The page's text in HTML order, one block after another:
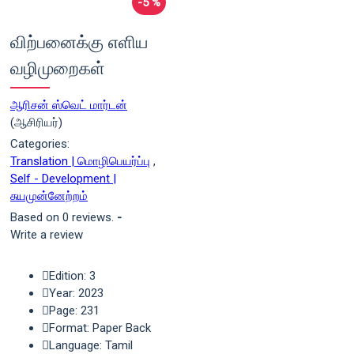
விற்பனைக்கு எளிய
வழிமுறைகள்
ஆரிசன் ஸ்வெட் மார்டன்
(ஆசிரியர்)
Categories:
Translation | மொழிபெயர்ப்பு ,
Self - Development |
சுயமுன்னேற்றம்
Based on 0 reviews. -
Write a review
Edition: 3
Year: 2023
Page: 231
Format: Paper Back
Language: Tamil